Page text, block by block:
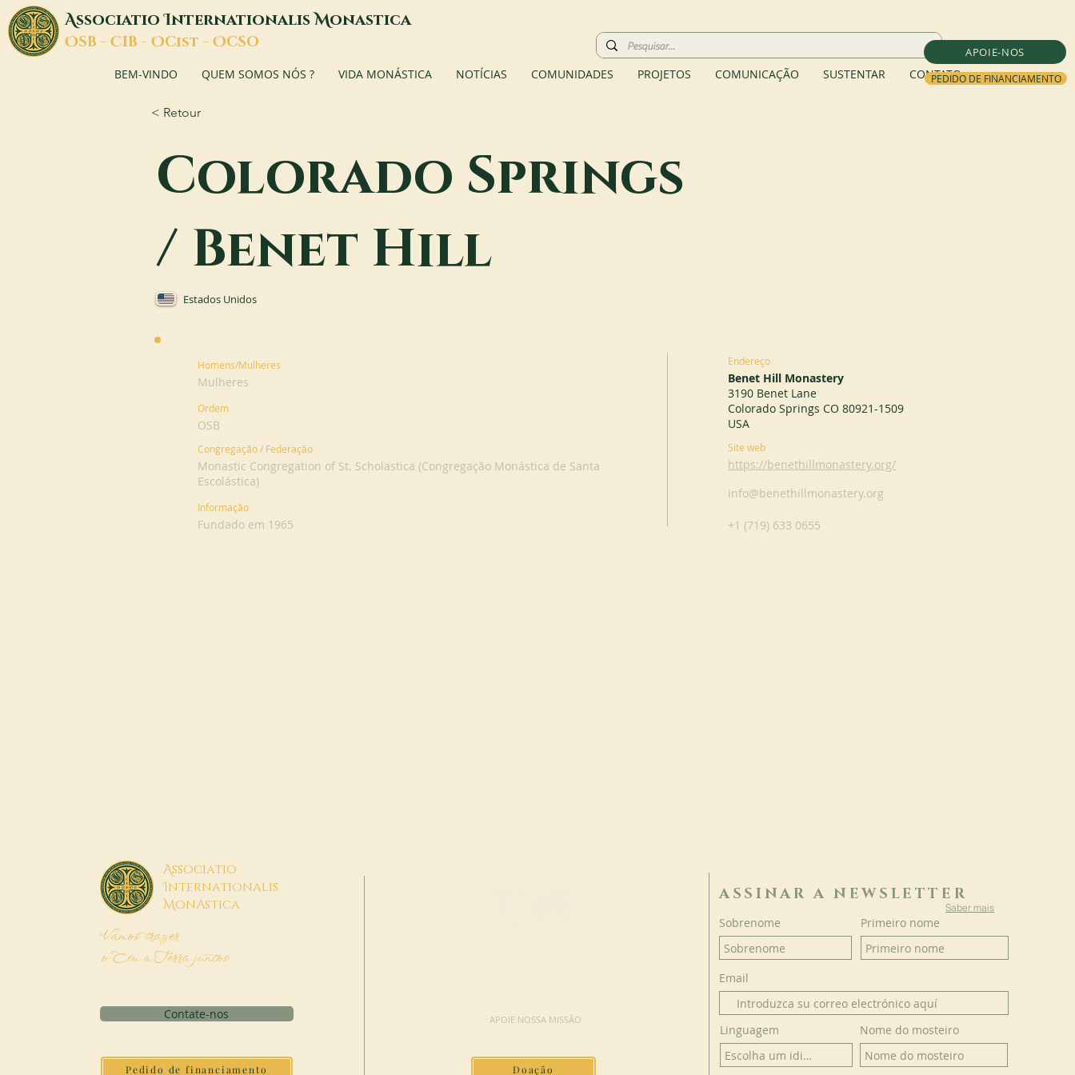
APOIE-NOS
PEDIDO DE FINANCIAMENTO
AssociatioInternationalisMonastica
OSB - CIB - OCist - OCSO
BEM-VINDO QUEM SOMOS NÓS ? VIDA MONÁSTICA NOTÍCIAS COMUNIDADES PROJETOS COMUNICAÇÃO SUSTENTAR CONTATO
< Retour
Colorado Springs
/ Benet Hill
Estados Unidos
Homens/Mulheres
Mulheres
Ordem
OSB
Congregação / Federação
Monastic Congregation of St. Scholastica (Congregação Monástica de Santa
Escolástica)
Informação
Fundado em 1965
Endereço
Benet Hill Monastery
3190 Benet Lane
Colorado Springs CO 80921-1509
USA
Site web
https://benethillmonastery.org/
info@benethillmonastery.org
+1 (719) 633 0655
Associatio
Internationalis
MonAstica
Vamos trazer
o Céu à Terra juntos
Contate-nos
Pedido de financiamento
APOIE NOSSA MISSÃO
Doação
ASSINAR A NEWSLETTER
Saber mais
Sobrenome Primeiro nome
Email
Linguagem Nome do mosteiro